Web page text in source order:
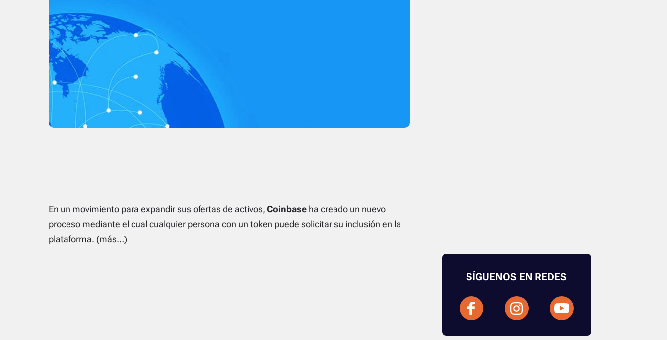
En un movimiento para expandir sus ofertas de activos, Coinbaseha creado un nuevo
proceso mediante el cual cualquier persona con un token puede solicitar su inclusión en la
plataforma. (más…)
SÍGUENOS EN REDES